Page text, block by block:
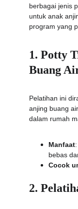
berbagai jenis
untuk anak
program yang
1. Potty
Buang
Pelatihan ini
anjing buang
dalam rumah
Manfaat
bebas
Cocok
2.